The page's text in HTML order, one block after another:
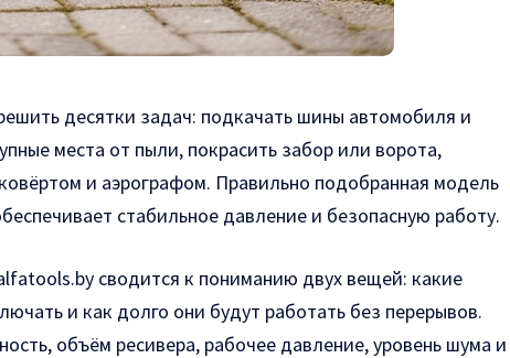
десятки задач: подкачать шины автомобиля и
места от пыли, покрасить забор или ворота,
и аэрографом. Правильно подобранная модель
стабильное давление и безопасную работу.
сводится к пониманию двух вещей: какие
и как долго они будут работать без перерывов.
объём ресивера, рабочее давление, уровень шума и